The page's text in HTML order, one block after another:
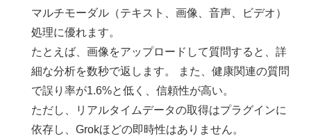
マルチモーダル（テキスト、画像、音声、ビデオ）
処理に優れます。
たとえば、画像をアップロードして質問すると、詳
細な分析を数秒で返します。 また、健康関連の質問
で誤り率が1.6%と低く、信頼性が高い。
ただし、リアルタイムデータの取得はプラグインに
依存し、Grokほどの即時性はありません。